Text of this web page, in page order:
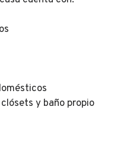
y baño propio